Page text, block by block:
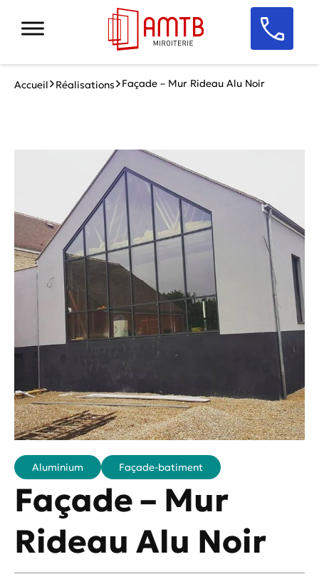
Accueil Réalisations Façade – Mur Rideau Alu Noir
Aluminium Façade-batiment
Façade – Mur
Rideau Alu Noir